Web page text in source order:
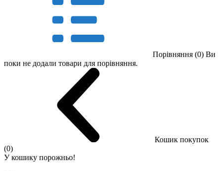
Порівняння (0) Ви
поки не додали товари для порівняння.
Кошик покупок
(0)
У кошику порожньо!